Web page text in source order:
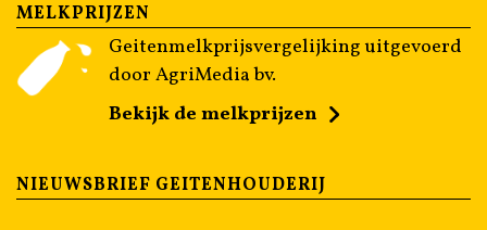
MELKPRIJZEN
Geitenmelkprijsvergelijking uitgevoerd
door AgriMedia bv.
Bekijk de melkprijzen
NIEUWSBRIEF GEITENHOUDERIJ